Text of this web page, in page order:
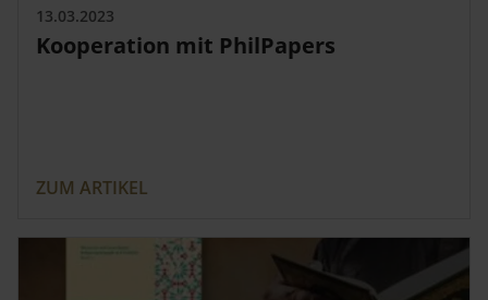
13.03.2023
Kooperation mit PhilPapers
ZUM ARTIKEL